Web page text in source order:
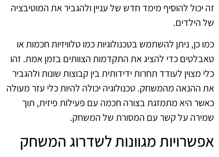
זה יכול להוסיף מימד חדש של עניין ולהגביר את המוטיבציה
של הילדים.
כמו כן, ניתן להשתמש בטכנולוגיות כמו טלוויזיות חכמות או
טאבלטים כדי להציג את התקדמות הצוותים בזמן אמת. זהו
כלי מצוין לעודד תחרות ידידותית בין קבוצות שונות ולהגביר
את ההנאה מהמשחק. טכנולוגיה יכולה להיות כלי עזר מעולה
כאשר היא מתמזגת בצורה חכמה עם פעילות פיזית, תוך
שמירה על קשר עם המסורת של המשחק.
אפשרויות מגוונות לשדרוג המשחק